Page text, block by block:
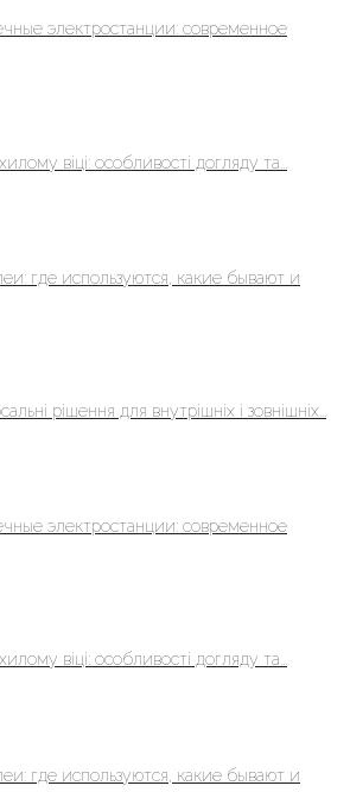
электростанции: современное
віці: особливості догляду та...
где используются, какие бывают и
рішення для внутрішніх і зовнішніх...
электростанции: современное
віці: особливості догляду та...
где используются, какие бывают и